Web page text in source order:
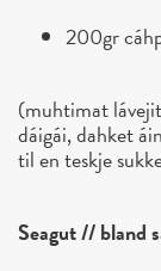
200gr
(muhtimat
dáigái, dahket
til en teskje
Seagut // bland